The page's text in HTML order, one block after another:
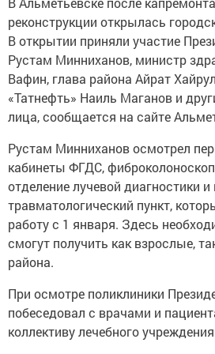
реконструкции открылась
В открытии приняли участие
Рустам Минниханов, министр
Вафин, глава района Айрат
«Татнефть» Наиль Маганов и
лица, сообщается на сайте
Рустам Минниханов осмотрел
кабинеты ФГДС,
отделение лучевой диагностики
травматологический пункт,
работу с 1 января. Здесь
смогут получить как взрослые,
района.
При осмотре поликлиники
побеседовал с врачами и
коллективу лечебного